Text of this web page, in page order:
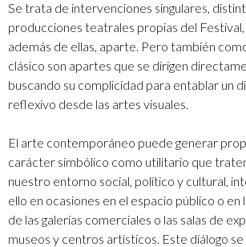
Se trata de intervenciones singulares,
producciones teatrales propias del Festival,
además de ellas, aparte. Pero también
clásico son apartes que se dirigen
buscando su complicidad para entablar un
reflexivo desde las artes visuales.
El arte contemporáneo puede generar
carácter simbólico como utilitario que
nuestro entorno social, político y cultural,
ello en ocasiones en el espacio público o en
de las galerías comerciales o las salas de
museos y centros artísticos. Este diálogo se